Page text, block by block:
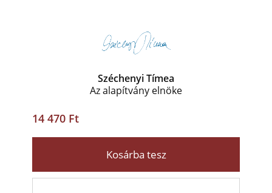
Széchenyi Tímea
Az alapítvány elnöke
14 470 Ft
Kosárba tesz